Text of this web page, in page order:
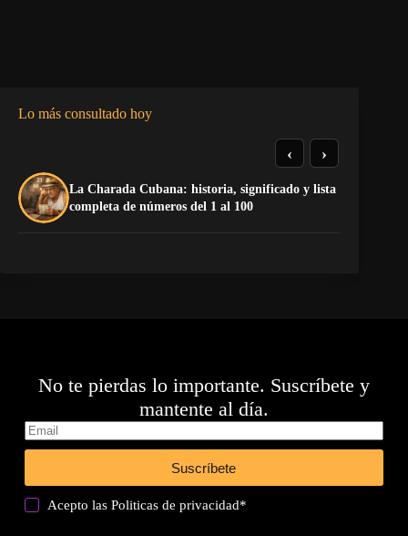
Lo más consultado hoy
La Charada Cubana: historia, significado y lista
completa de números del 1 al 100
‹ ›
No te pierdas lo importante. Suscríbete y
mantente al día.
Suscríbete
Acepto lasPoliticas de privacidad*